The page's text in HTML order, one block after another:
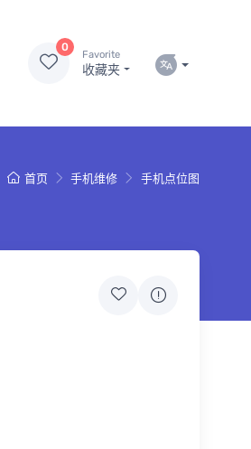
0
Favorite
收藏夹
首页 手机维修 手机点位图